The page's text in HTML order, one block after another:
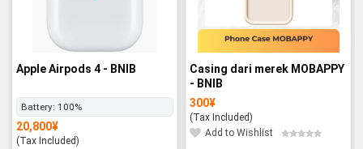
Apple Airpods 4 - BNIB
Battery: 100%
20,800¥
(Tax Included)
Casing dari merek MOBAPPY
- BNIB
300¥
(Tax Included)
Add to Wishlist